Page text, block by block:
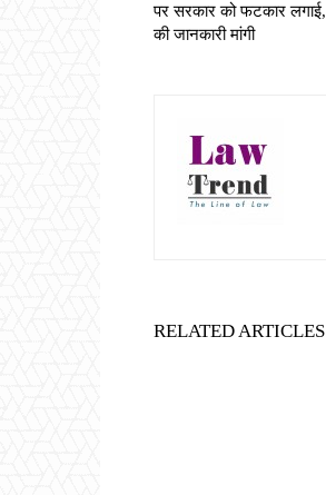
पर सरकार को फटकार
की जानकारी मांगी
RELATED ARTICLES